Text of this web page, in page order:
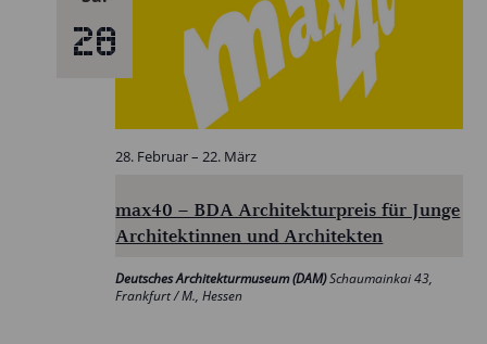
28
max40 – BDA Architekturpreis für Junge
Architektinnen und Architekten
28. Februar–22. März
Deutsches Architekturmuseum (DAM)Schaumainkai 43,
Frankfurt / M., Hessen